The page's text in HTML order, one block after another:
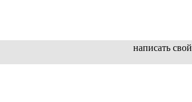
написать свой